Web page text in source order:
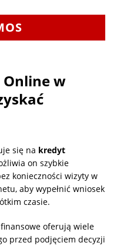
w
się na kredyt
on szybkie
konieczności wizyty w
aby wypełnić wniosek
czasie.
oferują wiele
przed podjęciem decyzji